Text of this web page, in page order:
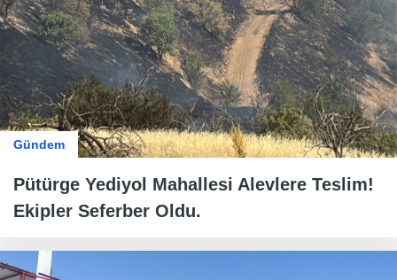
Gündem
Pütürge Yediyol Mahallesi Alevlere Teslim!
Ekipler Seferber Oldu.